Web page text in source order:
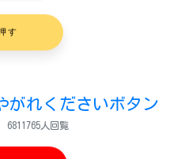
す
がれくださいボタン
6811765人回覧